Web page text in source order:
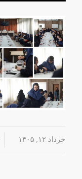
خرداد ۱۲, ۱۴۰۵ /